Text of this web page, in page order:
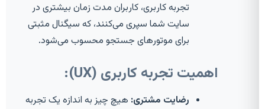
تجربه کاربری، کاربران مدت زمان بیشتری در
سایت شما سپری می‌کنند، که سیگنال مثبتی
برای موتورهای جستجو محسوب می‌شود.
اهمیت تجربه کاربری (UX):
رضایت مشتری: هیچ چیز به اندازه یک تجربه